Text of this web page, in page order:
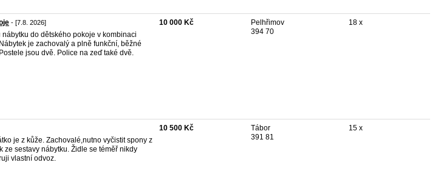
- [7.8. 2026]
do dětského pokoje v kombinaci
je zachovalý a plně funkční, běžné
jsou dvě. Police na zeď také dvě.
10 000 Kč
Pelhřimov
394 70
18 x
je z kůže. Zachovalé,nutno vyčistit spony z
ze sestavy nábytku. Židle se téměř nikdy
vlastní odvoz.
10 500 Kč
Tábor
391 81
15 x